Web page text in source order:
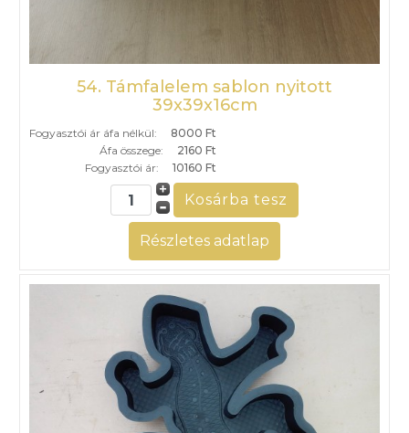
54. Támfalelem sablon nyitott
39x39x16cm
Fogyasztói ár áfa nélkül:
8000 Ft
Áfa összege:
2160 Ft
Fogyasztói ár:
10160 Ft
Részletes adatlap